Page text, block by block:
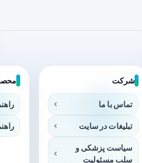
شرکت
تماس با ما
تبلیغات در سایت
سیاست پزشکی و
سلب مسئولیت